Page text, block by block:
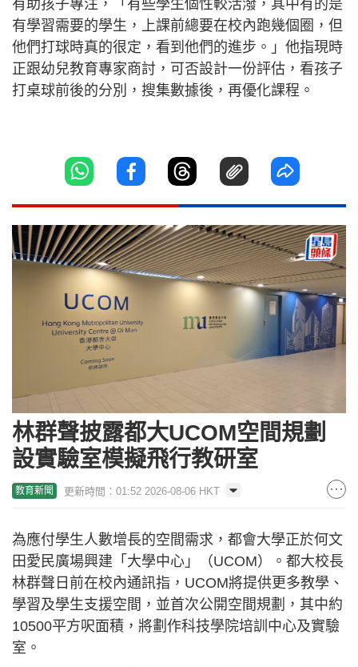
有助孩子專注，「有些學生個性較活潑，其中有的是
有學習需要的學生，上課前總要在校內跑幾個圈，但
他們打球時真的很定，看到他們的進步。」他指現時
正跟幼兒教育專家商討，可否設計一份評估，看孩子
打桌球前後的分別，搜集數據後，再優化課程。
林群聲披露都大UCOM空間規劃
設實驗室模擬飛行教研室
教育新聞 更新時間：01:52 2026-08-06 HKT
為應付學生人數增長的空間需求，都會大學正於何文
田愛民廣場興建「大學中心」（UCOM）。都大校長
林群聲日前在校內通訊指，UCOM將提供更多教學、
學習及學生支援空間，並首次公開空間規劃，其中約
10500平方呎面積，將劃作科技學院培訓中心及實驗
室。